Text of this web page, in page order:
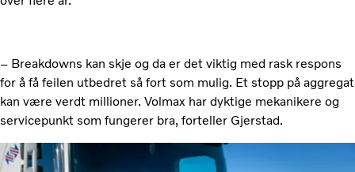
– Breakdowns kan skje og da er det viktig med rask respons
for å få feilen utbedret så fort som mulig. Et stopp på aggregat
kan være verdt millioner. Volmax har dyktige mekanikere og
servicepunkt som fungerer bra, forteller Gjerstad.